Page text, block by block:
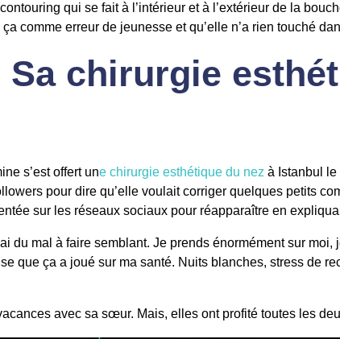
qui se fait à l’intérieur et à l’extérieur de la
comme erreur de jeunesse et qu’elle n’a rien touché
chirurgie
s’est offert une chirurgie esthétique du nez à Istanbul
pour dire qu’elle voulait corriger quelques petits
sur les réseaux sociaux pour réapparaître en
du mal à faire semblant. Je prends énormément sur moi,
que ça a joué sur ma santé. Nuits blanches, stress de
avec sa sœur. Mais, elles ont profité toutes les